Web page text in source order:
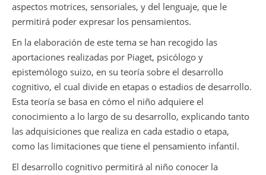
aspectos motrices, sensoriales, y del lenguaje, que le
permitirá poder expresar los pensamientos.
En la elaboración de este tema se han recogido las
aportaciones realizadas por Piaget, psicólogo y
epistemólogo suizo, en su teoría sobre el desarrollo
cognitivo, el cual divide en etapas o estadios de desarrollo.
Esta teoría se basa en cómo el niño adquiere el
conocimiento a lo largo de su desarrollo, explicando tanto
las adquisiciones que realiza en cada estadio o etapa,
como las limitaciones que tiene el pensamiento infantil.
El desarrollo cognitivo permitirá al niño conocer la